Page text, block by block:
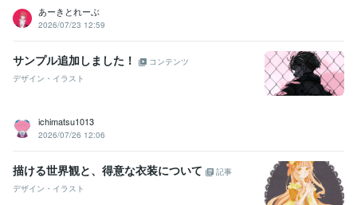
あーきとれーぶ
2026/07/23 12:59
サンプル追加しました！
コンテンツ
デザイン・イラスト
ichimatsu1013
2026/07/26 12:06
描ける世界観と、得意な衣装について
記事
デザイン・イラスト